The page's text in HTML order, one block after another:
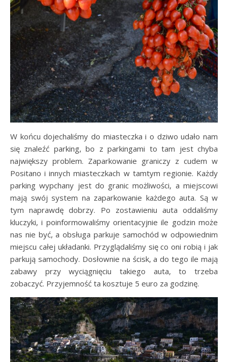
W końcu dojechaliśmy do miasteczka i o dziwo udało nam
się znaleźć parking, bo z parkingami to tam jest chyba
największy problem. Zaparkowanie graniczy z cudem w
Positano i innych miasteczkach w tamtym regionie. Każdy
parking wypchany jest do granic możliwości, a miejscowi
mają swój system na zaparkowanie każdego auta. Są w
tym naprawdę dobrzy. Po zostawieniu auta oddaliśmy
kluczyki, i poinformowaliśmy orientacyjnie ile godzin może
nas nie być, a obsługa parkuje samochód w odpowiednim
miejscu całej układanki. Przyglądaliśmy się co oni robią i jak
parkują samochody. Dosłownie na ścisk, a do tego ile mają
zabawy przy wyciągnięciu takiego auta, to trzeba
zobaczyć. Przyjemność ta kosztuje 5 euro za godzinę.